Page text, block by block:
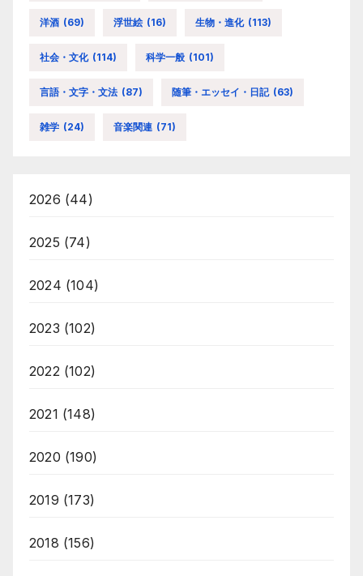
洋酒 (69) 浮世絵 (16) 生物・進化 (113)
社会・文化 (114) 科学一般 (101)
言語・文字・文法 (87) 随筆・エッセイ・日記 (63)
雑学 (24) 音楽関連 (71)
2026 (44)
2025 (74)
2024 (104)
2023 (102)
2022 (102)
2021 (148)
2020 (190)
2019 (173)
2018 (156)